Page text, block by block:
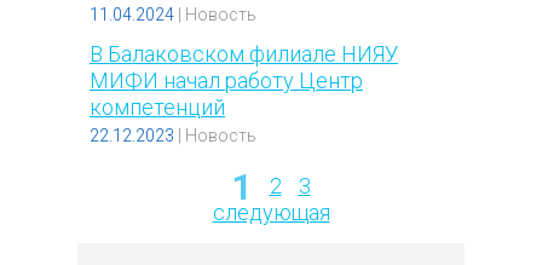
11.04.2024 Новость
В Балаковском филиале НИЯУ
МИФИ начал работу Центр
компетенций
22.12.2023 Новость
Страницы
1 2
3
следующая